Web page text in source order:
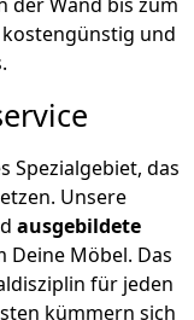
und
Spezialgebiet, das
Unsere
ausgebildete
Deine Möbel. Das
für jeden
kümmern sich